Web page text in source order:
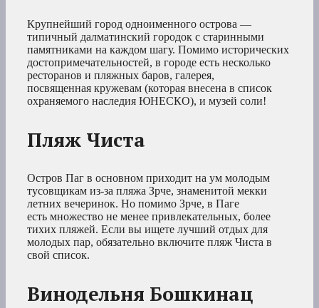
Крупнейший город одноименного острова —
типичный далматинский городок с старинными
памятниками на каждом шагу. Помимо исторических
достопримечательностей, в городе есть несколько
ресторанов и пляжных баров, галерея,
посвященная кружевам (которая внесена в список
охраняемого наследия ЮНЕСКО), и музей соли!
Пляж Чиста
Остров Паг в основном приходит на ум молодым
тусовщикам из-за пляжа Зрче, знаменитой мекки
летних вечеринок. Но помимо Зрче, в Паге
есть множество не менее привлекательных, более
тихих пляжей. Если вы ищете лучший отдых для
молодых пар, обязательно включите пляж Чиста в
свой список.
Винодельня Бошкинац